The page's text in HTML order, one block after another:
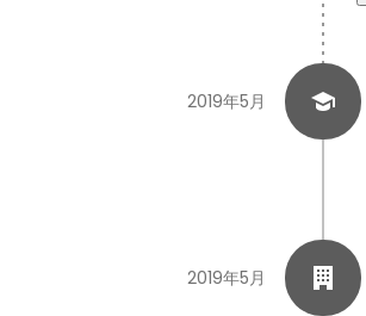
2019年5月
2019年5月